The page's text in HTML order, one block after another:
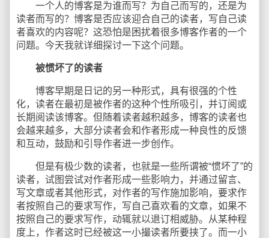
一个人的博客是为谁而写？为自己而写的，还是为
读者而写的？博客是否应该迎合自己的读者，写自己读
者喜欢的内容呢？这恐怕是困扰着很多博客作者的一个
问题。今天我就详细探讨一下这个问题。
被惯坏了的读者
博客早期是日记的另一种形式，具有很强的个性
化，读者在最初是被作者的这种个性所吸引，并订阅或
长期阅读该博客。但随着读者越积越多，博客的读者也
会越来越多，大部分读者会和作者形成一种良性的反馈
和互动，鼓励和引导作者进一步创作。
但是有极少数的读者，也就是一些所谓被“惯坏了”的
读者，试图尝试对作者形成一些影响力，并通过留言、
写文章或者其他形式，对作者的写作施加影响，要求作
者按照自己的要求写作，写自己喜欢看的文章，如果不
按照自己的要求写作，动辄就以退订相威胁。从某种程
度上，作者这时已经被这一小撮读者所要挟了。而一小